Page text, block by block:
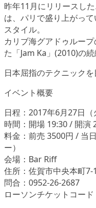
昨年11月にリリースし
は、パリで盛り上がっ
スタイル。
カリブ海グアドゥルー
た「Jam Ka」(2010)の続
日本屈指のテクニックを
イベント概要
日程：2017年6月27日（
時間：開場 19:30 / 開演
料金：前売 3500円 / 当
ー）
会場：Bar Riff
住所：佐賀市中央本町7-
問合：0952-26-2687
ローソンチケットコー